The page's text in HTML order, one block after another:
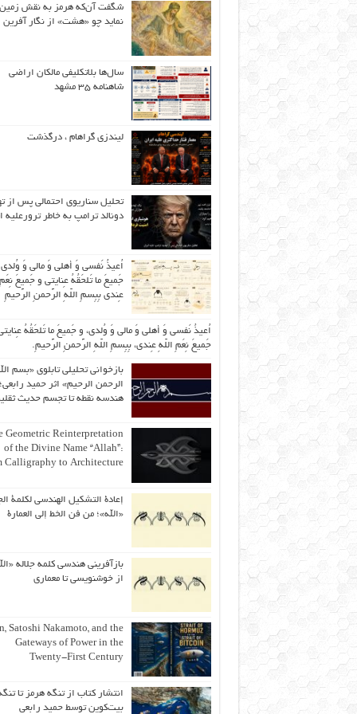
شگفت آن‌که هرمز به نقش زمین
نماید چو «هشت» از نگار آفرین
سال‌ها بلاتکلیفی مالکان اراضی
شاهنامه ۳۵ مشهد
لیندزی گراهام ، درگذشت
تحلیل سناریوی احتمالی پس از
دونالد ترامپ به خاطر ترورعلیه
اُعیذُ نَفسی وَ أهلی وَ مالی وَ
جَمیعَ ما تَلحَقُهُ عِنایتی و جَمیعَ نِعَمِ
عِندی بِبِسمِ اللّهِ الرَّحمنِ الرَّحیمِ
اُعیذُ نَفسی وَ أهلی وَ مالی وَ وُلدی، و جَمیعَ ما تَلحَقُهُ
جَمیعَ نِعَمِ اللّهِ عِندی، بِبِسمِ اللّهِ الرَّحمنِ الرَّحیمِ.
بازخوانی تحلیلی تابلوی «بسم
الرحمن الرحیم» اثر حمید رابعی؛
هندسه نقطه تا تجسم حدیث
Geometric Reinterpretation
of the Divine Name “Allah”:
Calligraphy to Architecture
إعادة التشكيل الهندسي لكلمة
«الله»؛ من فن الخط إلى العمارة
بازآفرینی هندسی کلمه جلاله
از خوشنویسی تا معماری
Satoshi Nakamoto, and the
Gateways of Power in the
Twenty-First Century
انتشار کتاب از تنگه هرمز تا
بیت‌کوین توسط حمید رابعی